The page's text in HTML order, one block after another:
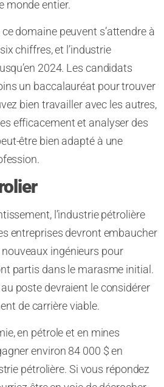
monde entier.
domaine peuvent s’attendre à
chiffres, et l’industrie
2024. Les candidats
un baccalauréat pour trouver
bien travailler avec les autres,
efficacement et analyser des
être bien adapté à une
l’industrie pétrolière
entreprises devront embaucher
ingénieurs pour
partis dans le marasme initial.
poste devraient le considérer
de carrière viable.
en pétrole et en mines
environ 84 000 $ en
pétrolière. Si vous répondez